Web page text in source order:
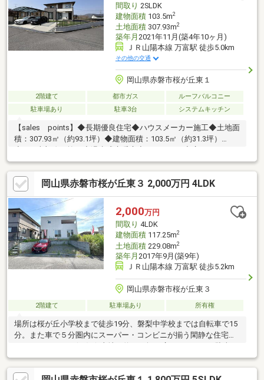
間取り 2SLDK
建物面積103.5m2
土地面積307.93m2
築年月 2021年11月(築4年10ヶ月)
ＪＲ山陽本線 万富駅 徒歩5.0km
その他の交通
岡山県赤磐市桜が丘東１
2階建て 都市ガス
ルーフバルコニー
駐車場あり
駐車3台 システムキッチン
【sales points】◆長期優良住宅◆ハウスメーカー施工◆土地面
積：307.93㎡（約93.1坪）◆建物面積：103.5㎡（約31.3坪）
ルコニー◆駐車場3台以上有（車種による）◆庭◆前面道路幅員
約6.0ｍ
岡山県赤磐市桜が丘東３ 2,000万円 4LDK
2,000万円
間取り 4LDK
建物面積117.25m2
土地面積229.08m2
築年月 2017年9月(築9年)
ＪＲ山陽本線 万富駅 徒歩5.2km
岡山県赤磐市桜が丘東３
2階建て 駐車場あり 所有権
場所は桜が丘小学校まで徒歩19分、磐梨中学校までは自転車で15
分。また車で５分圏内にスーパー・コンビニが揃う閑静な住宅街
3台可能。前面道路は6ｍとストレスを感じる事無く車をとめるこ
とができます☆建物はまだまだ新しい築７年の４ＬＤＫ。どなた